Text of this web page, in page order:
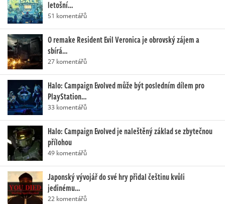
letošní…
51 komentářů
O remake Resident Evil Veronica je obrovský zájem a
sbírá…
27 komentářů
Halo: Campaign Evolved může být posledním dílem pro
PlayStation…
33 komentářů
Halo: Campaign Evolved je naleštěný základ se zbytečnou
přílohou
49 komentářů
Japonský vývojář do své hry přidal češtinu kvůli
jedinému…
22 komentářů